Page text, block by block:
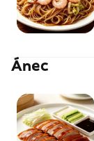
Ánec